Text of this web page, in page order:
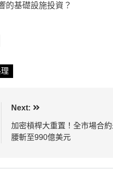
的基礎設施投資？
Next:
加密槓桿大重置！全市場合
腰斬至990億美元